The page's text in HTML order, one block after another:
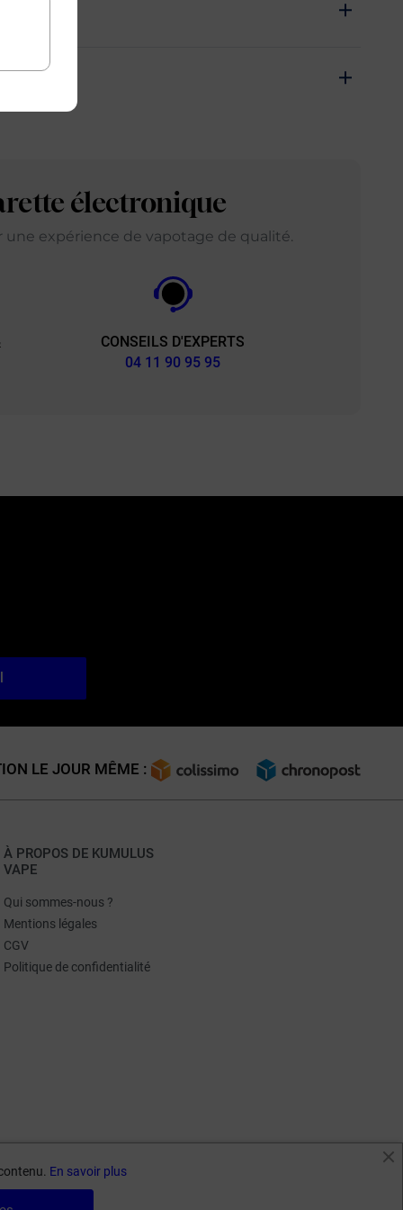
électronique
expérience de vapotage de qualité.
CONSEILS D'EXPERTS
04 11 90 95 95
LE JOUR MÊME :
À PROPOS DE KUMULUS
VAPE
Qui sommes-nous ?
Mentions légales
CGV
Politique de confidentialité
En savoir plus